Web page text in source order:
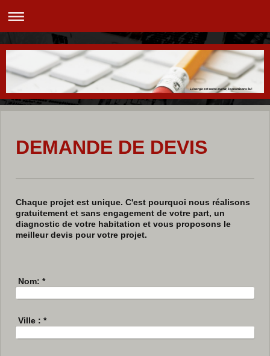
L'énergie est notre avenir, économisons-la !
DEMANDE DE DEVIS
Chaque projet est unique. C'est pourquoi nous réalisons
gratuitement et sans engagement de votre part, un
diagnostic de votre habitation et vous proposons le
meilleur devis pour votre projet.
Nom: *
Ville : *